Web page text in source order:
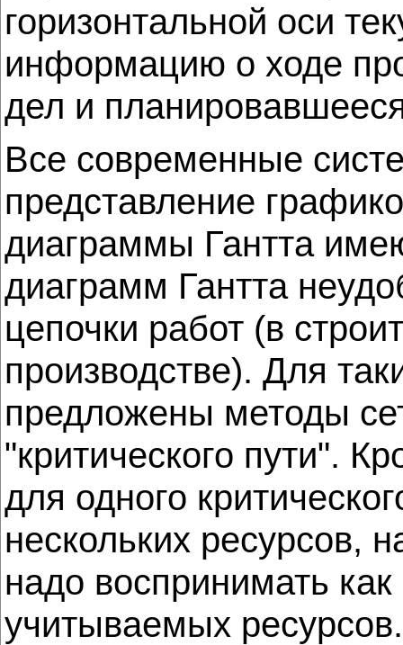
горизонтальной оси
информацию о ходе
дел и
Все современные
представление
диаграммы Гантта
диаграмм Гантта
цепочки работ (в
производстве). Для
предложены методы
"критического пути".
для одного
нескольких ресурсов,
надо воспринимать
учитываемых